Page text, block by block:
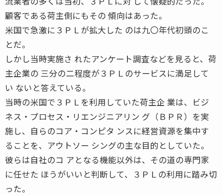
顧客である荷主側にもその 傾向はあった。
米国で急激に３ＰＬが拡大した のは九〇年代初頭のこ
とだ。
しかし当時実施さ れたアンケート調査などを見ると、荷
主企業の 三分の二程度が３ＰＬのサービスに満足して
い ないと答えている。
当時の米国で３ＰＬを利用していた荷主企 業は、ビジ
ネス・プロセス・リエンジニアリン グ（ＢＰＲ）を実
施し、自らのコア・コンピタ ンスに経営資源を集中す
ることを、アウトソー シングの主な目的としていた。
彼らは自社のコ アとなる機能以外は、その道の専門家
に任せた ほうがいいと判断して、３ＰＬの利用に踏み切
った。